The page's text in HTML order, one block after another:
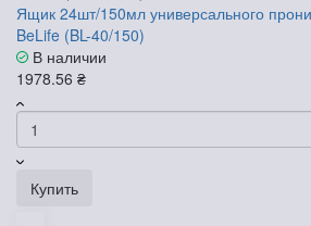
Ящик 24шт/150мл универсального
BeLife (BL-40/150)
В наличии
1978.56 ₴
Купить